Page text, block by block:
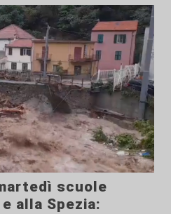
scuole
alla Spezia: